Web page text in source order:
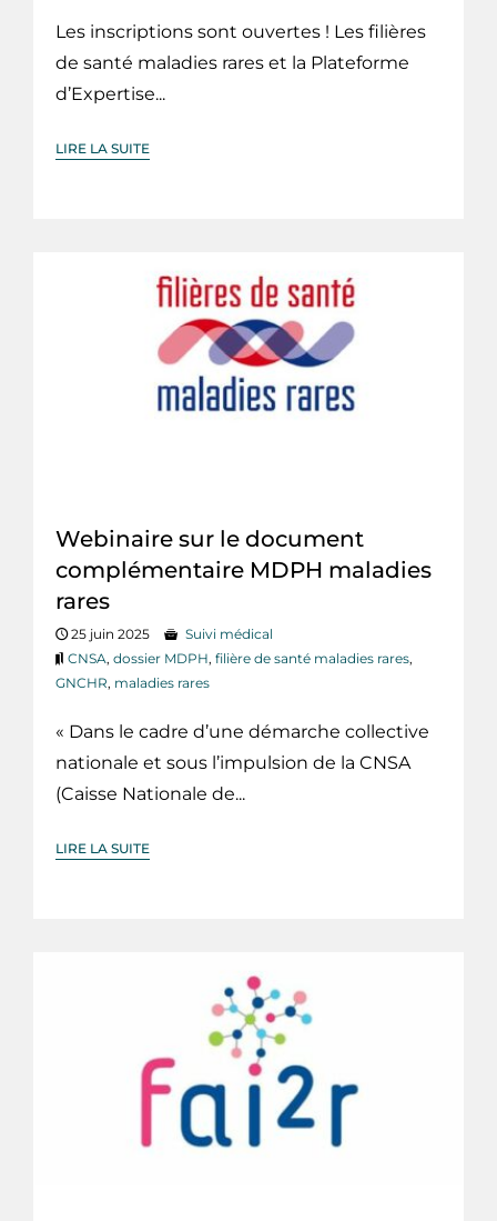
Les inscriptions sont ouvertes ! Les filières
de santé maladies rares et la Plateforme
d’Expertise...
LIRE LA SUITE
Webinaire sur le document
complémentaire MDPH maladies
rares
25 juin 2025
Suivi médical
CNSA, dossier MDPH, filière de santé maladies rares,
GNCHR, maladies rares
« Dans le cadre d’une démarche collective
nationale et sous l’impulsion de la CNSA
(Caisse Nationale de...
LIRE LA SUITE